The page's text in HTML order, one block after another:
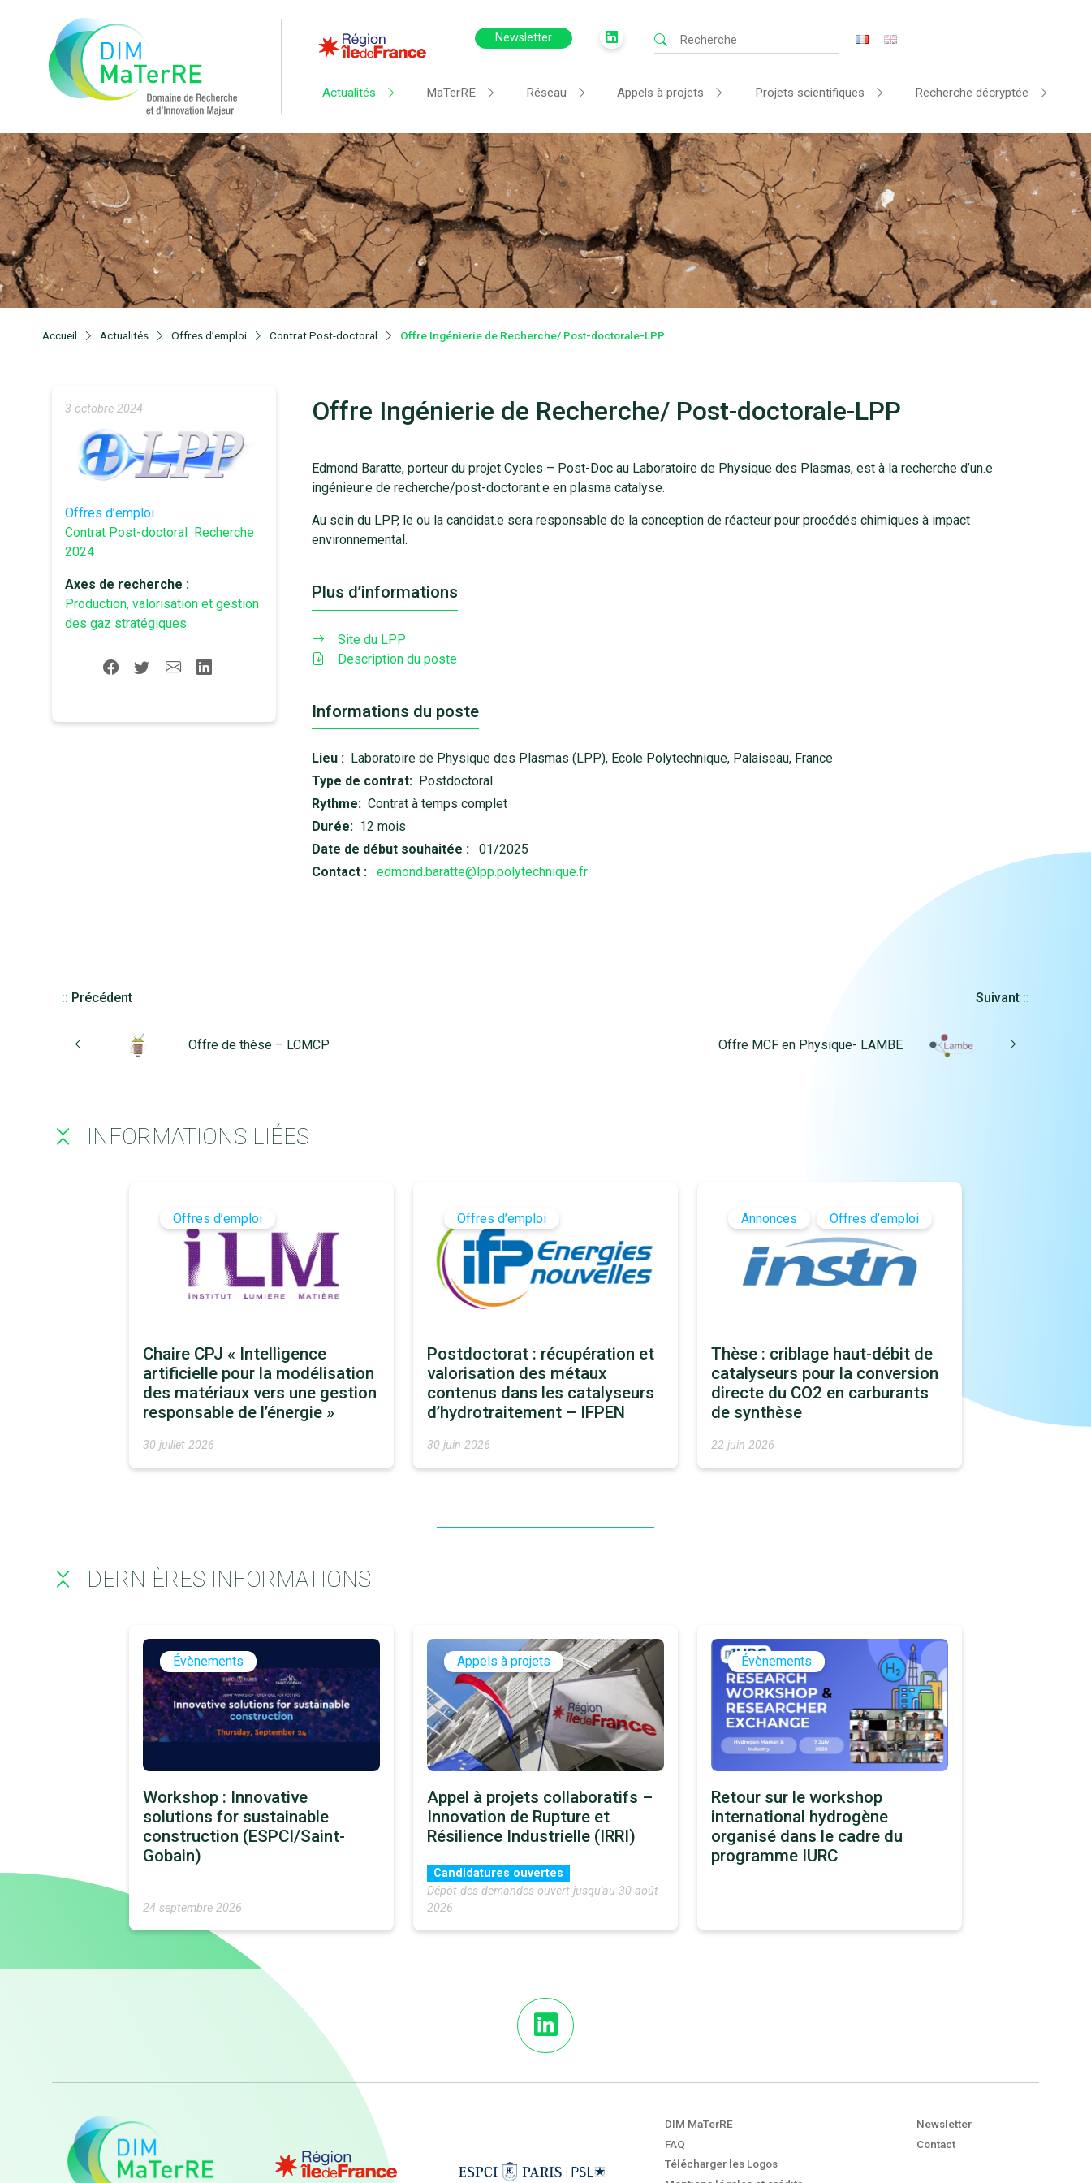
Newsletter
Actualités MaTerRE Réseau Appels à projets Projets scientifiques Recherche décryptée
Accueil Actualités Offres d’emploi Contrat Post-doctoral Offre Ingénierie de Recherche/ Post-doctorale-LPP
3 octobre 2024
Offres d’emploi
Contrat Post-doctoral Recherche
2024
Axes de recherche :
Production, valorisation et gestion
des gaz stratégiques
Offre Ingénierie de Recherche/ Post-doctorale-LPP
Edmond Baratte, porteur du projet Cycles – Post-Doc au Laboratoire de Physique des Plasmas, est à la recherche d’un.e
ingénieur.e de recherche/post-doctorant.e en plasma catalyse.
Au sein du LPP, le ou la candidat.e sera responsable de la conception de réacteur pour procédés chimiques à impact
environnemental.
Plus d’informations
Site du LPP
Description du poste
Informations du poste
Lieu : Laboratoire de Physique des Plasmas (LPP), Ecole Polytechnique, Palaiseau, France
Type de contrat: Postdoctoral
Rythme: Contrat à temps complet
Durée: 12 mois
Date de début souhaitée :
01/2025
Contact :
edmond.baratte@lpp.polytechnique.fr
:: Précédent
Offre de thèse – LCMCP
Suivant ::
Offre MCF en Physique- LAMBE
INFORMATIONS LIÉES
Offres d’emploi
Chaire CPJ « Intelligence
artificielle pour la modélisation
des matériaux vers une gestion
responsable de l’énergie »
30 juillet 2026
Offres d’emploi
Postdoctorat : récupération et
valorisation des métaux
contenus dans les catalyseurs
d’hydrotraitement – IFPEN
30 juin 2026
Annonces Offres d’emploi
Thèse : criblage haut-débit de
catalyseurs pour la conversion
directe du CO2 en carburants
de synthèse
22 juin 2026
DERNIÈRES INFORMATIONS
Évènements
Workshop : Innovative
solutions for sustainable
construction (ESPCI/Saint-
Gobain)
24 septembre 2026
Appels à projets
Appel à projets collaboratifs –
Innovation de Rupture et
Résilience Industrielle (IRRI)
Candidatures ouvertes
Dépôt des demandes ouvert jusqu'au 30 août
2026
Évènements
Retour sur le workshop
international hydrogène
organisé dans le cadre du
programme IURC
DIM MaTerRE
FAQ
Télécharger les Logos
Newsletter
Contact